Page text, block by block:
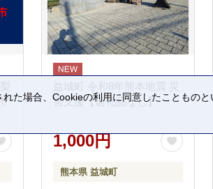
益城町 令和8年熊本地震 災
害支援【返礼品なし】
1,000円
熊本県 益城町
た場合、Cookieの利用に同意したことものと